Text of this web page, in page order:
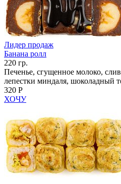
Лидер продаж
Банана ролл
220 гр.
Печенье, сгущенное молоко,
лепестки миндаля, шоколадный
320 Р
ХОЧУ